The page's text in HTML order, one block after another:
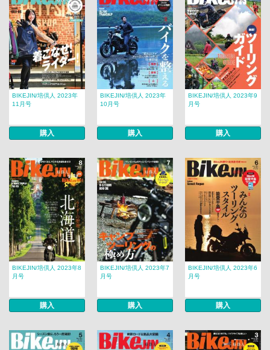
BIKEJIN/培倶人 2023年
11月号
購入
BIKEJIN/培倶人 2023年
10月号
購入
BIKEJIN/培倶人 2023年9
月号
購入
BIKEJIN/培倶人 2023年8
月号
購入
BIKEJIN/培倶人 2023年7
月号
購入
BIKEJIN/培倶人 2023年6
月号
購入